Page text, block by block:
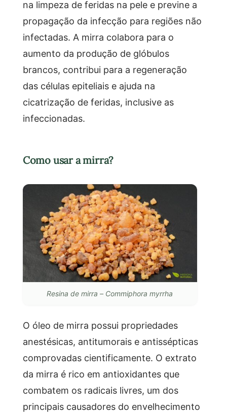
na limpeza de feridas na pele e previne a
propagação da infecção para regiões não
infectadas. A mirra colabora para o
aumento da produção de glóbulos
brancos, contribui para a regeneração
das células epiteliais e ajuda na
cicatrização de feridas, inclusive as
infeccionadas.
Como usar a mirra?
Resina de mirra – Commiphora myrrha
O óleo de mirra possui propriedades
anestésicas, antitumorais e antissépticas
comprovadas cientificamente. O extrato
da mirra é rico em antioxidantes que
combatem os radicais livres, um dos
principais causadores do envelhecimento